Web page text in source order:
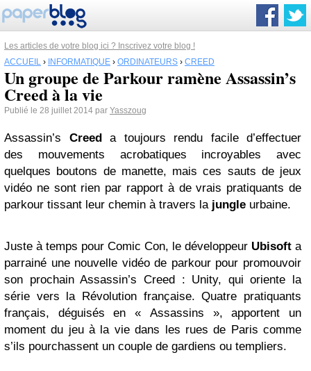
Les articles de votre blog ici ? Inscrivez votre blog !
ACCUEIL › INFORMATIQUE › ORDINATEURS › CREED
Un groupe de Parkour ramène Assassin’s
Creed à la vie
Publié le 28 juillet 2014 par Yasszoug
Assassin’s Creeda toujours rendu facile d’effectuer
des mouvements acrobatiques incroyables avec
quelques boutons de manette, mais ces sauts de jeux
vidéo ne sont rien par rapport à de vrais pratiquants de
parkour tissant leur chemin à travers la jungle urbaine.
Juste à temps pour Comic Con, le développeur Ubisoft a
parrainé une nouvelle vidéo de parkour pour promouvoir
son prochain Assassin’s Creed : Unity, qui oriente la
série vers la Révolution française. Quatre pratiquants
français, déguisés en « Assassins », apportent un
moment du jeu à la vie dans les rues de Paris comme
s’ils pourchassent un couple de gardiens ou templiers.